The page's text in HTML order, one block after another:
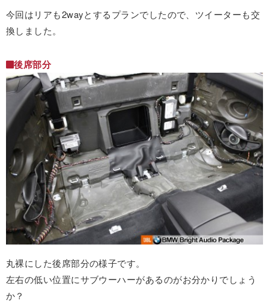
今回はリアも2wayとするプランでしたので、ツイーターも交
換しました。
後席部分
丸裸にした後席部分の様子です。
左右の低い位置にサブウーハーがあるのがお分かりでしょう
か？